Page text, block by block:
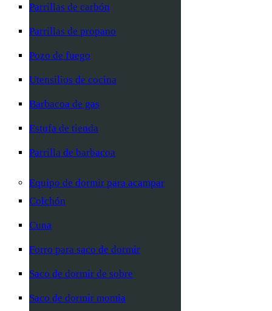
Parrillas de carbón
Parrillas de propano
Pozo de fuego
Utensilios de cocina
Barbacoa de gas
Estufa de tienda
Parrilla de barbacoa
Equipo de dormir para acampar
Colchón
Cuna
Forro para saco de dormir
Saco de dormir de sobre
Saco de dormir momia